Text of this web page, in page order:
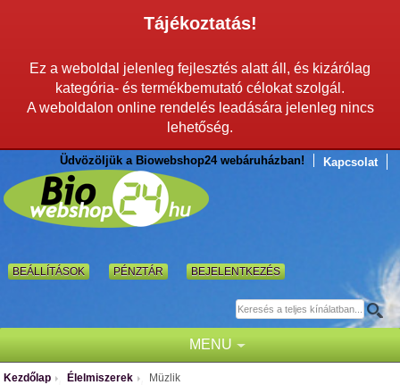
Tájékoztatás!
Ez a weboldal jelenleg fejlesztés alatt áll, és kizárólag
kategória- és termékbemutató célokat szolgál.
A weboldalon online rendelés leadására jelenleg nincs
lehetőség.
Üdvözöljük a Biowebshop24 webáruházban! Kapcsolat
BEÁLLÍTÁSOK PÉNZTÁR BEJELENTKEZÉS
MENU
Kezdőlap Élelmiszerek Müzlik